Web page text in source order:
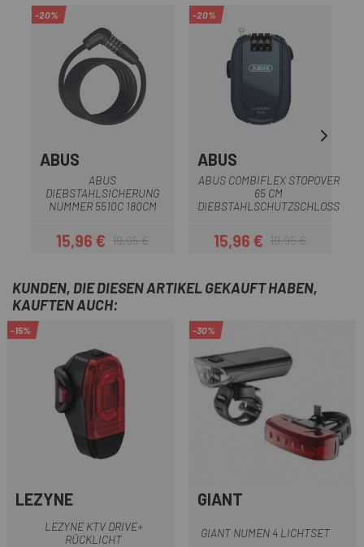
-20%
ABUS
ABUS
DIEBSTAHLSICHERUNG
NUMMER 5510C 180CM
Preis
15,96 €Regulärer Preis
19,95 €
-20%
ABUS
ABUS COMBIFLEX STOPOVER
65 CM
DIEBSTAHLSCHUTZSCHLOSS
Preis
15,96 €Regulärer Preis
19,95 €
KUNDEN, DIE DIESEN ARTIKEL GEKAUFT HABEN,
KAUFTEN AUCH:
-15%
LEZYNE
LEZYNE KTV DRIVE+
RÜCKLICHT
-30%
GIANT
GIANT NUMEN 4 LICHTSET